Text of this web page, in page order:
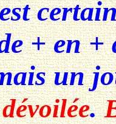
+ en +
un
.